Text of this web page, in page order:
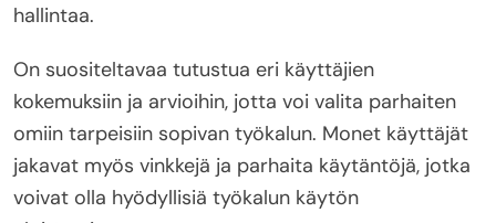
hallintaa.
On suositeltavaa tutustua eri käyttäjien
kokemuksiin ja arvioihin, jotta voi valita parhaiten
omiin tarpeisiin sopivan työkalun. Monet käyttäjät
jakavat myös vinkkejä ja parhaita käytäntöjä, jotka
voivat olla hyödyllisiä työkalun käytön